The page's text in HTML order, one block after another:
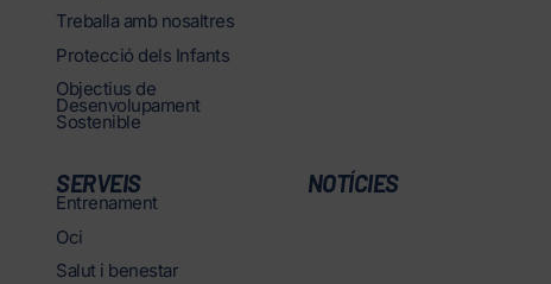
Treballa amb nosaltres
Protecció dels Infants
Objectius de
Desenvolupament
Sostenible
SERVEIS
Entrenament
Oci
Salut i benestar
NOTÍCIES